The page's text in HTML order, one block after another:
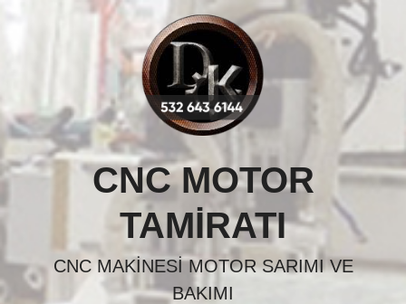
CNC MOTOR
TAMIRATI
CNC MAKINESI MOTOR SARIMI VE
BAKIMI